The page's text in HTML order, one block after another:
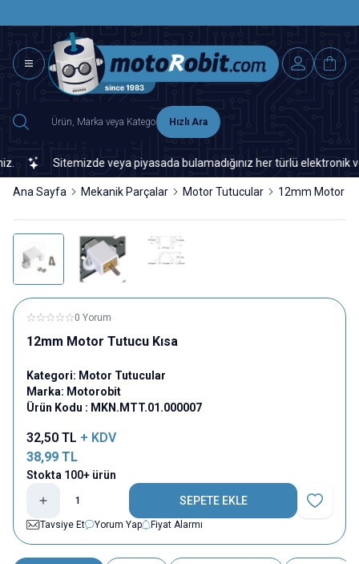
Hızlı Ara
Sitemizde veya piyasada bulamadığınız her türlü elektronik
Ana Sayfa Mekanik Parçalar Motor Tutucular 12mm Motor
0 Yorum
12mm Motor Tutucu Kısa
Kategori: Motor Tutucular
Marka: Motorobit
Ürün Kodu : MKN.MTT.01.000007
32,50 TL + KDV
38,99 TL
Stokta 100+ ürün
SEPETE EKLE
Favoriye
Tavsiye Et
Yorum Yap Fiyat Alarmı